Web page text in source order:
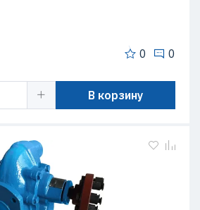
0 0
В корзину